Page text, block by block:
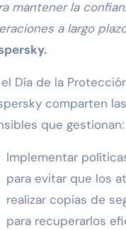
mantener la
a largo
el Día de la
comparten
que gestionan:
Implementar
para evitar que los
realizar copias de
para recuperarlos